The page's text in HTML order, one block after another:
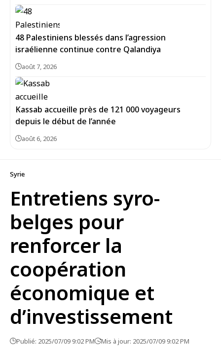
48 Palestiniens blessés dans l’agression
israélienne continue contre Qalandiya
août 7, 2026
Kassab accueille près de 121 000 voyageurs
depuis le début de l’année
août 6, 2026
Syrie
Entretiens syro-
belges pour
renforcer la
coopération
économique et
d’investissement
Publié: 2025/07/09 9:02 PM Mis à jour: 2025/07/09 9:02 PM